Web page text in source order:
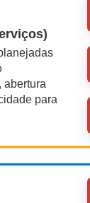
abertura
para